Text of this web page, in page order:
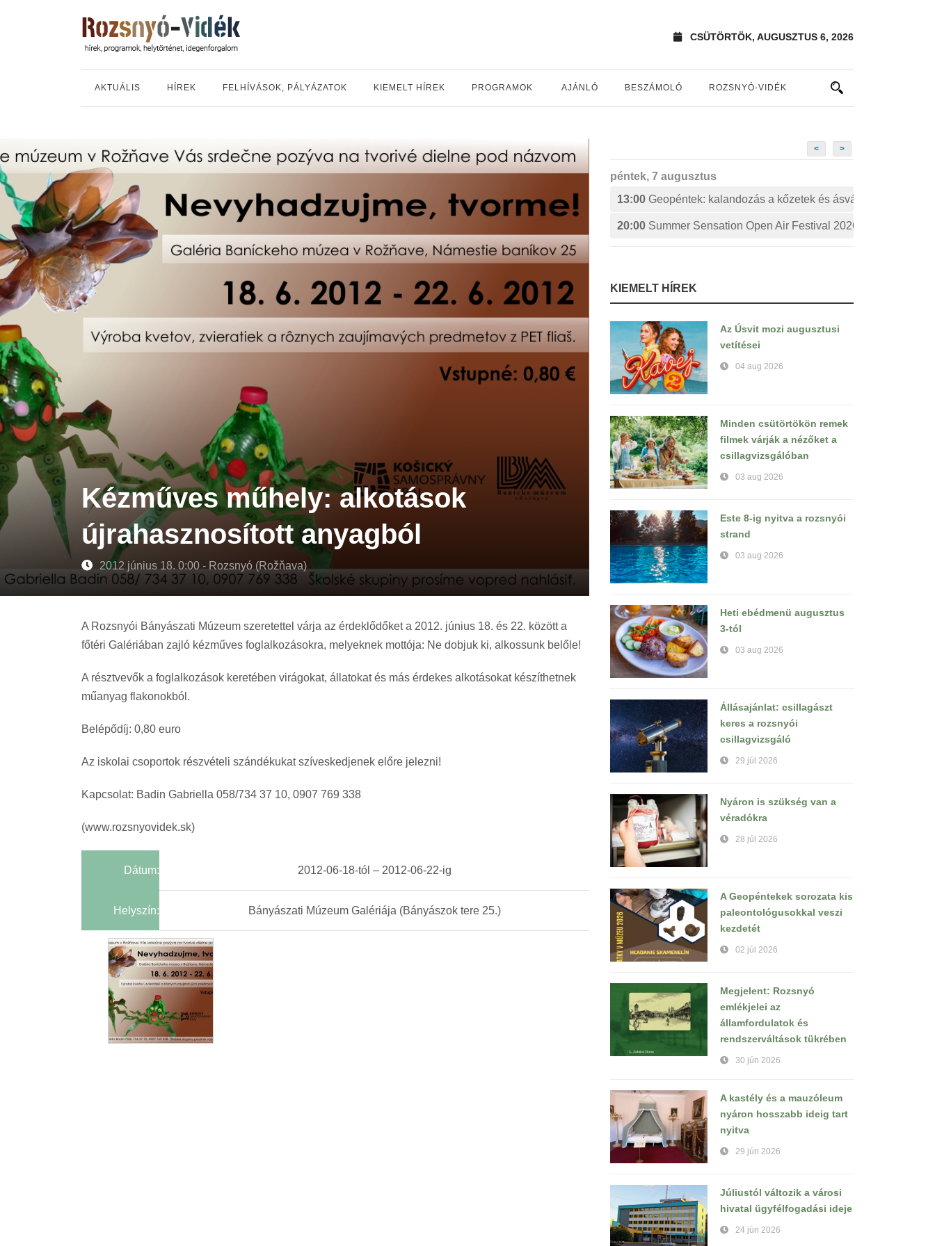
CSÜTÖRTÖK, AUGUSZTUS 6, 2026
AKTUÁLIS HÍREK FELHÍVÁSOK, PÁLYÁZATOK KIEMELT HÍREK PROGRAMOK AJÁNLÓ BESZÁMOLÓ ROZSNYÓ-VIDÉK
Kézműves műhely: alkotások
újrahasznosított anyagból
2012 június 18. 0:00 - Rozsnyó (Rožňava)
A Rozsnyói Bányászati Múzeum szeretettel várja az érdeklődőket a 2012. június 18. és 22. között a
főtéri Galériában zajló kézműves foglalkozásokra, melyeknek mottója: Ne dobjuk ki, alkossunk belőle!
A résztvevők a foglalkozások keretében virágokat, állatokat és más érdekes alkotásokat készíthetnek
műanyag flakonokból.
Belépődíj: 0,80 euro
Az iskolai csoportok részvételi szándékukat szíveskedjenek előre jelezni!
Kapcsolat: Badin Gabriella 058/734 37 10, 0907 769 338
(www.rozsnyovidek.sk)
Dátum: 2012-06-18-tól – 2012-06-22-ig
Helyszín: Bányászati Múzeum Galériája (Bányászok tere 25.)
< >
péntek, 7 augusztus
13:00 Geopéntek: kalandozás a kőzetek és ásványok izgalmas
20:00 Summer Sensation Open Air Festival 2026:
KIEMELT HÍREK
Az Úsvit mozi augusztusi
vetítései
04 aug 2026
Minden csütörtökön remek
filmek várják a nézőket a
csillagvizsgálóban
03 aug 2026
Este 8-ig nyitva a rozsnyói
strand
03 aug 2026
Heti ebédmenü augusztus
3-tól
03 aug 2026
Állásajánlat: csillagászt
keres a rozsnyói
csillagvizsgáló
29 júl 2026
Nyáron is szükség van a
véradókra
28 júl 2026
A Geopéntekek sorozata kis
paleontológusokkal veszi
kezdetét
02 júl 2026
Megjelent: Rozsnyó
emlékjelei az
államfordulatok és
rendszerváltások tükrében
30 jún 2026
A kastély és a mauzóleum
nyáron hosszabb ideig tart
nyitva
29 jún 2026
Júliustól változik a városi
hivatal ügyfélfogadási ideje
24 jún 2026